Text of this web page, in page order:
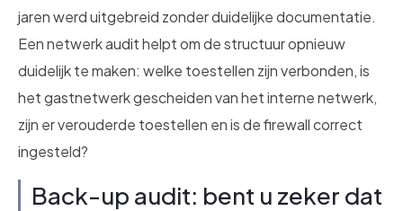
jaren werd uitgebreid zonder duidelijke documentatie.
Een netwerk audit helpt om de structuur opnieuw
duidelijk te maken: welke toestellen zijn verbonden, is
het gastnetwerk gescheiden van het interne netwerk,
zijn er verouderde toestellen en is de firewall correct
ingesteld?
Back-up audit: bent u zeker dat